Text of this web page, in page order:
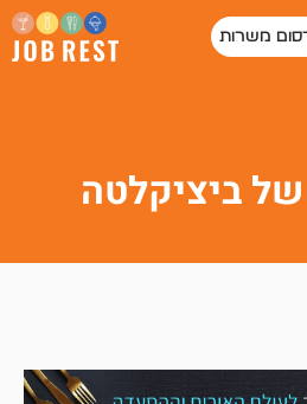
משרות
ביציקלטה